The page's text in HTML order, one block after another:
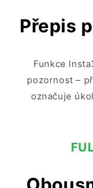
Přepis
Funkce
pozornost –
označuje